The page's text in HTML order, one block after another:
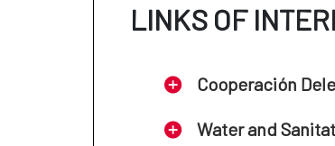
LINKS OF
Cooperación
Water and